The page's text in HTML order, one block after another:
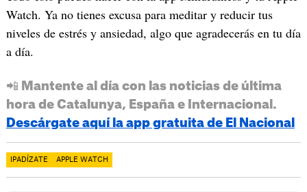
Watch. Ya no tienes excusa para meditar y reducir tus
niveles de estrés y ansiedad, algo que agradecerás en tu día
a día.
📲 Mantente al día con las noticias de última
hora de Catalunya, España e Internacional.
Descárgate aquí la app gratuita de El Nacional
IPADÍZATE APPLE WATCH